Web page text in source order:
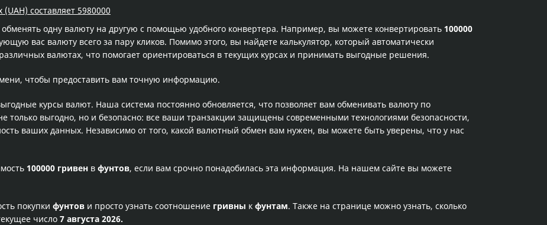
составляет 5980000
одну валюту на другую с помощью удобного конвертера. Например, вы можете конвертировать 100000
вас валюту всего за пару кликов. Помимо этого, вы найдете калькулятор, который автоматически
валютах, что помогает ориентироваться в текущих курсах и принимать выгодные решения.
чтобы предоставить вам точную информацию.
курсы валют. Наша система постоянно обновляется, что позволяет вам обменивать валюту по
только выгодно, но и безопасно: все ваши транзакции защищены современными технологиями безопасности,
ваших данных. Независимо от того, какой валютный обмен вам нужен, вы можете быть уверены, что у нас
100000 гривен в фунтов, если вам срочно понадобилась эта информация. На нашем сайте вы можете
покупки фунтов и просто узнать соотношение гривны к фунтам. Также на странице можно узнать, сколько
число 7 августа 2026.